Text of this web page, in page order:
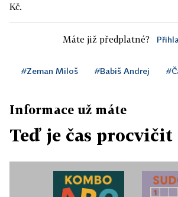
Kč.
Máte již předplatné?
#Zeman Miloš #Babiš Andrej
Informace už máte
Teď je čas procvičit